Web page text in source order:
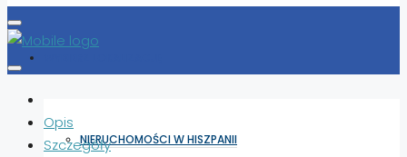
NIERUCHOMOŚCI W HISZPANII
Opis
Szczegóły